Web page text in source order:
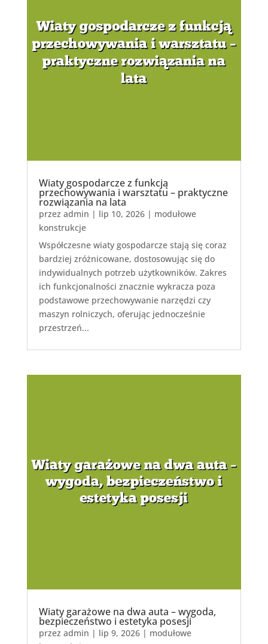
Wiaty gospodarcze z funkcją
przechowywania i warsztatu – praktyczne
rozwiązania na lata
przez admin | lip 10, 2026| modułowe
konstrukcje
Współczesne wiaty gospodarcze stają się coraz
bardziej zróżnicowane, dostosowując się do
indywidualnych potrzeb użytkowników. Zakres
ich funkcjonalności znacznie wykracza poza
podstawowe przechowywanie narzędzi czy
maszyn rolniczych, oferując jednocześnie
przestrzeń...
Wiaty garażowe na dwa auta – wygoda,
bezpieczeństwo i estetyka posesji
przez admin | lip 9, 2026| modułowe